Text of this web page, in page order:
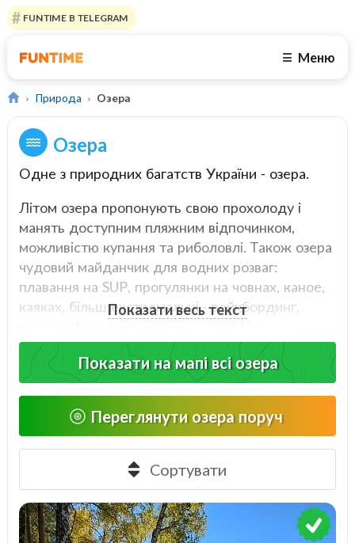
FUNTIME В TELEGRAM
☰ Меню
Природа Озера
Озера
Одне з природних багатств України - озера.
Літом озера пропонують свою прохолоду і
манять доступним пляжним відпочинком,
можливістю купання та риболовлі. Також озера
чудовий майданчик для водних розваг:
плавання на SUP, прогулянки на човнах, каное,
каяках, більш екстремальні - вейкбординг,
кайтбординг.
Зимою водойми пропонують природний
майданчик для ковзанки, можливість
надводного лову, а для "моржів" купальний
сезон не закінчується і з приходом морозів.
Не менш важливу роль відіграє і розташування
озера. Дорога до гірського озера буває більш
цікава та мальовнича ніж сама локація. Вам
вдасться зробити пам'ятні знімки, відпочити,
Показати весь текст
Показати на мапі всі озера
Переглянути озера поруч
Сортувати